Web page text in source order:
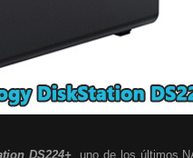
DS224+, uno de los últimos